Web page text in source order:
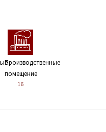
Производственные
помещение
16